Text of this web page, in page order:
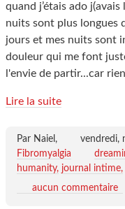
quand j’étais ado
nuits sont plus longues
jours et mes nuits sont
douleur qui me font
l'envie de partir...car
Lire la suite
Par Naiel, vendredi,
Fibromyalgia
humanity journal intime
aucun commentaire